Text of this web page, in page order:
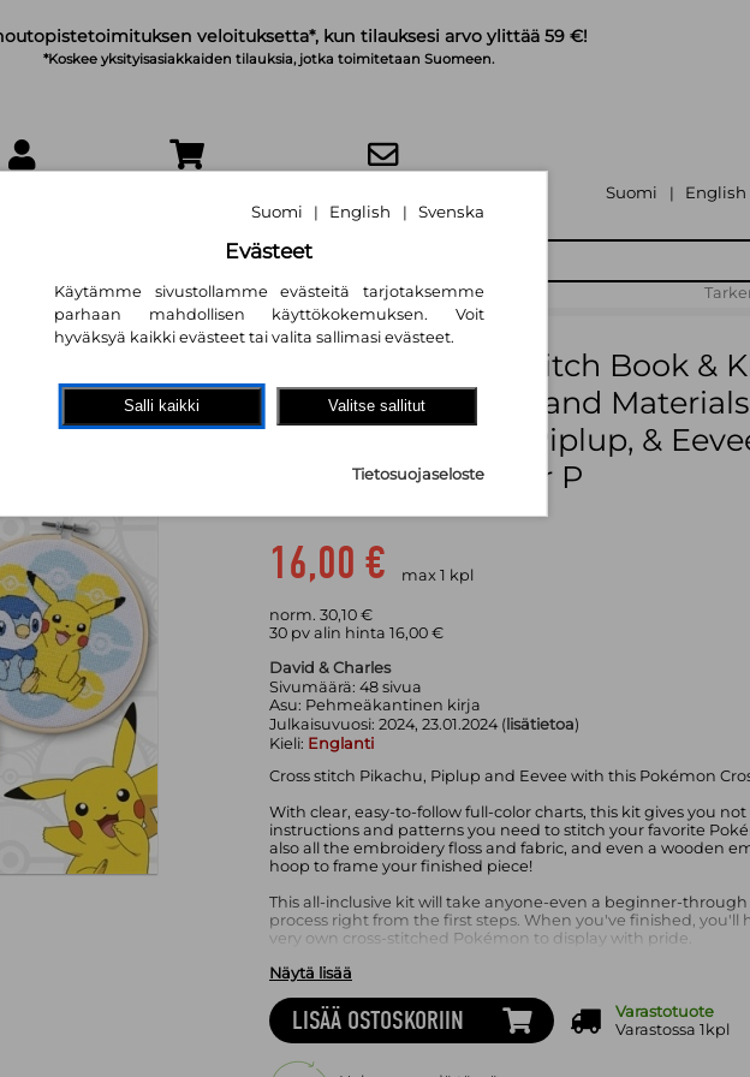
veloituksetta*, kun tilauksesi arvo ylittää 59 €!
*Koskee yksityisasiakkaiden tilauksia, jotka toimitetaan Suomeen.
Suomi | English
PokéMon Cross Stitch Book &
Includes Patterns and
Stitch Pikachu & Piplup, &
Charts for 16 Other P
16,00 € max 1 kpl
norm. 30,10 €
30 pv alin hinta 16,00 €
David & Charles
Sivumäärä: 48sivua
Asu: Pehmeäkantinen kirja
Julkaisuvuosi: 2024, 23.01.2024 (lisätietoa)
Kieli: Englanti
Cross stitch Pikachu, Piplup and Eevee with this Pokémon
With clear, easy-to-follow full-color charts, this kit gives you
instructions and patterns you need to stitch your favorite
also all the embroidery floss and fabric, and even a wooden
hoop to frame your finished piece!
This all-inclusive kit will take anyone-even a beginner-
process right from the first steps. When you've finished, you'll
very own cross-stitched Pokémon to display with pride.
But that's not all! If once you've stitched the main designs and
patterns for 16 more Pokémon cross stitch designs, so you can
way through them all.
But beware! Stitching these designs is so much fun-the more
Näytä lisää
LISÄÄ OSTOSKORIIN
Varastotuote
Varastossa 1kpl
Suomi | English | Svenska
Evästeet
Käytämme sivustollamme evästeitä tarjotaksemme
parhaan mahdollisen käyttökokemuksen. Voit
hyväksyä kaikki evästeet tai valita sallimasi evästeet.
Salli kaikki Valitse sallitut
Tietosuojaseloste